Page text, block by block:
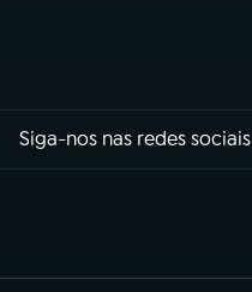
Siga-nos nas redes sociais